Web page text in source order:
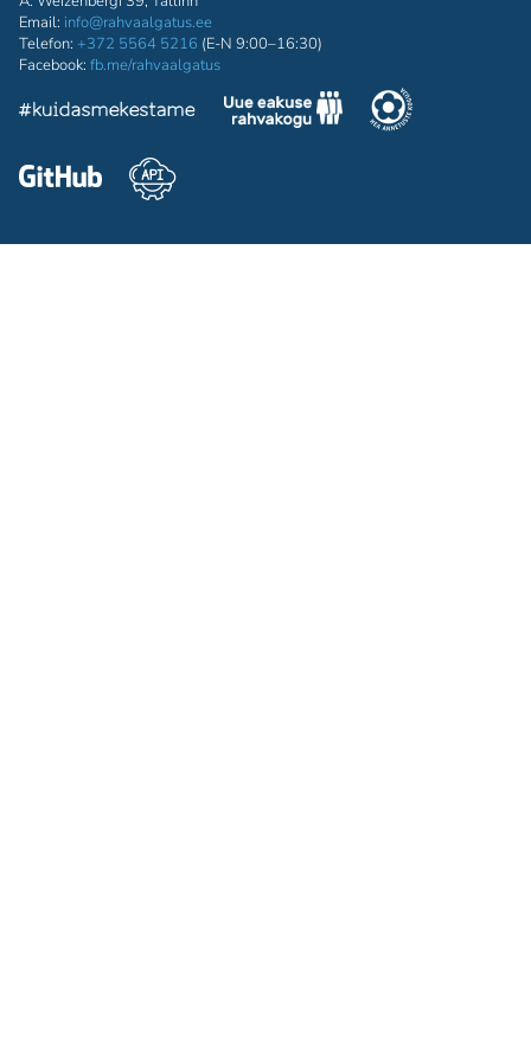
Email: info@rahvaalgatus.ee
Telefon: +372 5564 5216 (E-N 9:00–16:30)
Facebook: fb.me/rahvaalgatus